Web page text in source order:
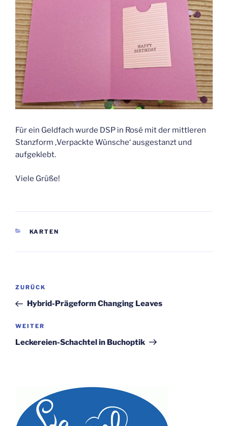
Für ein Geldfach wurde DSP in Rosé mit der mittleren
Stanzform ‚Verpackte Wünsche‘ ausgestanzt und
aufgeklebt.
Viele Grüße!
KATEGORIEN
KARTEN
Beitragsnavigation
Vorheriger
Beitrag
ZURÜCK
Hybrid-Prägeform Changing Leaves
Nächster
Beitrag
WEITER
Leckereien-Schachtel in Buchoptik